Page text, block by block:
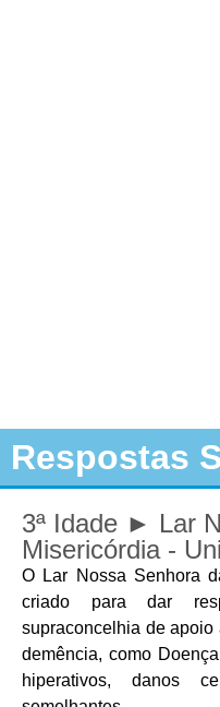
Respostas
3ª Idade ► Lar
Misericórdia -
O Lar Nossa Senhora
criado para dar
supraconcelhia de
demência, como
hiperativos, danos